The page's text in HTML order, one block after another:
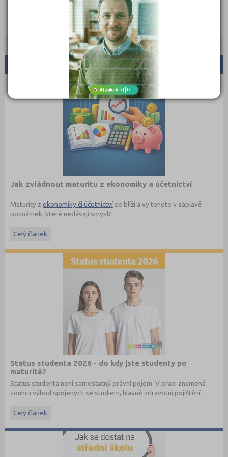
Doporučené články:
Jak zvládnout maturitu z ekonomiky a účetnictví
Maturity zekonomiky či účetnictví se blíží a vy tonete v záplavě
poznámek, které nedávají smysl?
pojmům a umí je vysvětlit v souvislostech. Nejde jen o naučení
trh, podnik, bankovnictví nebo daňová soustava.
Právě šíře okruhů bývá důvodem, proč studenti často nevědí, kde
s opakováním začít, a hledají materiály, které jsou strukturované a
Celý článek
Status studenta 2026 - do kdy jste studenty po
maturitě?
Status studenta není samostatný právní pojem. V praxi znamená
souhrn výhod spojených se studiem, hlavně zdravotní pojištění
Celý článek